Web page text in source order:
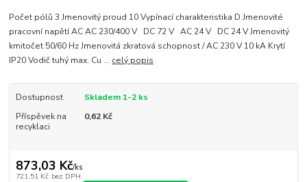
Počet pólů 3 Jmenovitý proud 10 Vypínací charakteristika D Jmenovité
pracovní napětí AC AC 230/400 V DC 72 V AC 24 V DC 24 V Jmenovitý
kmitočet 50/60 Hz Jmenovitá zkratová schopnost / AC 230 V 10 kA Krytí
IP20 Vodič tuhý max. Cu ... celý popis
Dostupnost
Skladem 1-2 ks
Příspěvek na
recyklaci
0,62 Kč
873,03 Kč/ks
721,51 Kč bez DPH